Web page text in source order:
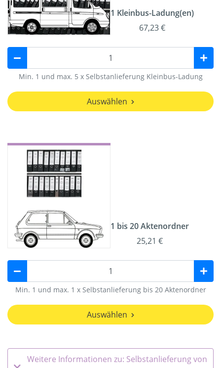
1 Kleinbus-Ladung(en)
67,23 €
Min. 1 und max. 5 x Selbstanlieferung Kleinbus-Ladung
Auswählen
1 bis 20 Aktenordner
25,21 €
Min. 1 und max. 1 x Selbstanlieferung bis 20 Aktenordner
Auswählen
Weitere Informationen zu: Selbstanlieferung von